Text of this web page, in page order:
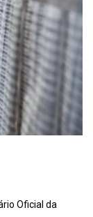
Oficial da